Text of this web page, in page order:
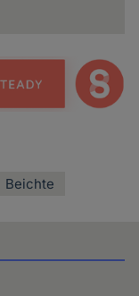
Beichte